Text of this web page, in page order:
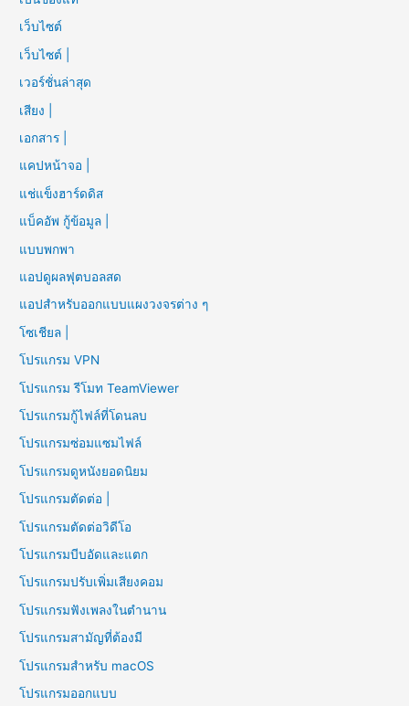
เว็บไซต์
เว็บไซต์ |
เวอร์ชั่นล่าสุด
เสียง |
เอกสาร |
แคปหน้าจอ |
แช่แข็งฮาร์ดดิส
แบ็คอัพ กู้ข้อมูล |
แบบพกพา
แอปดูผลฟุตบอลสด
แอปสำหรับออกแบบแผงวงจรต่าง ๆ
โซเชียล |
โปรแกรม VPN
โปรแกรม รีโมท TeamViewer
โปรแกรมกู้ไฟล์ที่โดนลบ
โปรแกรมซ่อมแซมไฟล์
โปรแกรมดูหนังยอดนิยม
โปรแกรมตัดต่อ |
โปรแกรมตัดต่อวิดีโอ
โปรแกรมบีบอัดและแตก
โปรแกรมปรับเพิ่มเสียงคอม
โปรแกรมฟังเพลงในตำนาน
โปรแกรมสามัญที่ต้องมี
โปรแกรมสำหรับ macOS
โปรแกรมออกแบบ